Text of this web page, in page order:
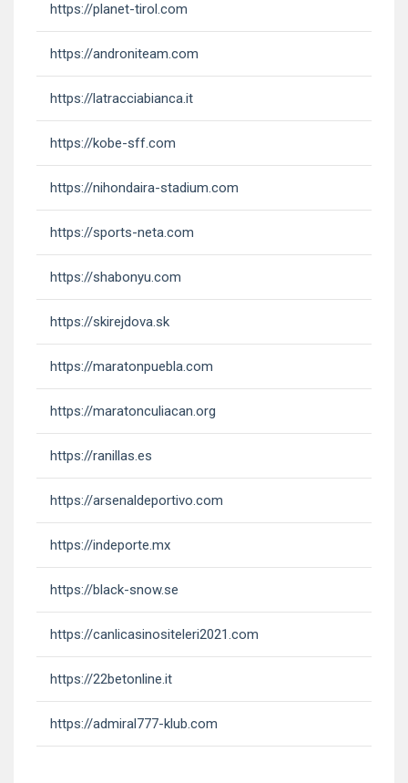
https://planet-tirol.com
https://androniteam.com
https://latracciabianca.it
https://kobe-sff.com
https://nihondaira-stadium.com
https://sports-neta.com
https://shabonyu.com
https://skirejdova.sk
https://maratonpuebla.com
https://maratonculiacan.org
https://ranillas.es
https://arsenaldeportivo.com
https://indeporte.mx
https://black-snow.se
https://canlicasinositeleri2021.com
https://22betonline.it
https://admiral777-klub.com